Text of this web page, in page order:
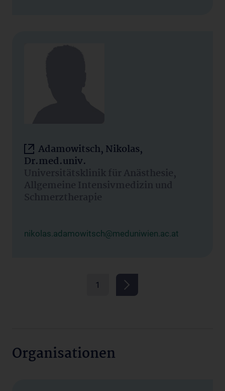
Adamowitsch, Nikolas,
Dr.med.univ.
Universitätsklinik für Anästhesie,
Allgemeine Intensivmedizin und
Schmerztherapie
nikolas.adamowitsch@meduniwien.ac.at
1
Organisationen